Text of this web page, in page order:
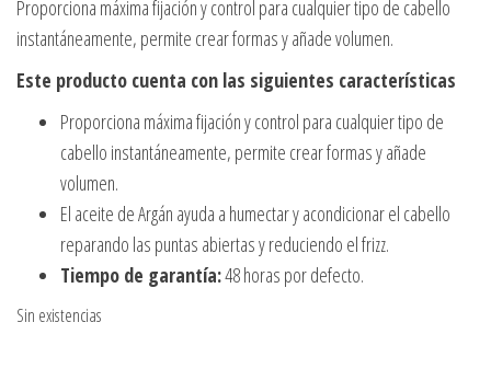
Proporciona máxima fijación y control para cualquier tipo de cabello
instantáneamente, permite crear formas y añade volumen.
Este producto cuenta con las siguientes características
Proporciona máxima fijación y control para cualquier tipo de
cabello instantáneamente, permite crear formas y añade
volumen.
El aceite de Argán ayuda a humectar y acondicionar el cabello
reparando las puntas abiertas y reduciendo el frizz.
Tiempo de garantía:48 horas por defecto.
Sin existencias